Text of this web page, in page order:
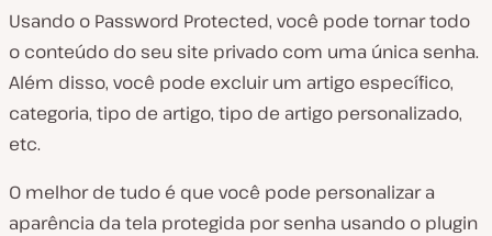
Usando o Password Protected, você pode tornar todo
o conteúdo do seu site privado com uma única senha.
Além disso, você pode excluir um artigo específico,
categoria, tipo de artigo, tipo de artigo personalizado,
etc.
O melhor de tudo é que você pode personalizar a
aparência da tela protegida por senha usando o plugin